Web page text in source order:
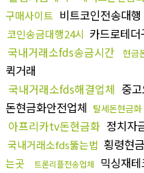
구매사이트 비트코인전송대행
코인송금대행24시 카드로테
국내거래소fds송금시간
현금
퀵거래
국내거래소fds해결업체 중
돈현금화안전업체 탈세돈현금화
아프리카tv돈현금화 정치자
국내거래소fds뚫는법 횡령현
는곳
트론리플전송업체 믹싱재